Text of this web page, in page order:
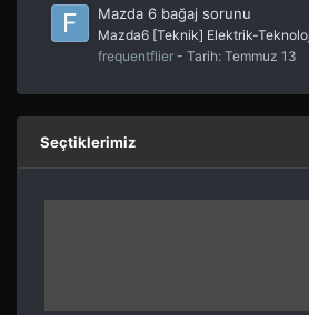
Mazda 6 bağaj sorunu
Mazda6 [Teknik] Elektrik-
frequentflier - Tarih: Temmuz 13
Seçtiklerimiz